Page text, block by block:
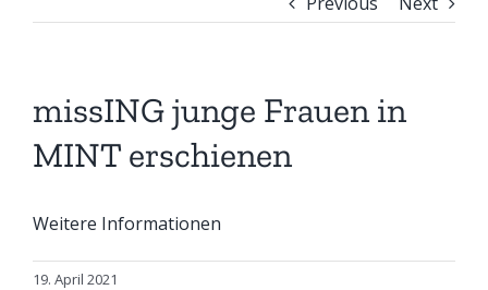
missING junge Frauen in
MINT erschienen
Weitere Informationen
19. April 2021